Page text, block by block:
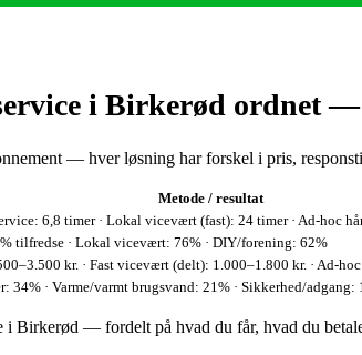
i Birkerød ordnet —
— hver løsning har forskel i pris,
Metode / resultat
6,8 timer · Lokal vicevært (fast): 24 timer · Ad-hoc
tilfredse · Lokal vicevært: 76% · DIY/forening: 62%
kr. · Fast vicevært (delt): 1.000–1.800 kr. · Ad-
34% · Varme/varmt brugsvand: 21% · Sikkerhed/adgang:
Birkerød — fordelt på hvad du får, hvad du